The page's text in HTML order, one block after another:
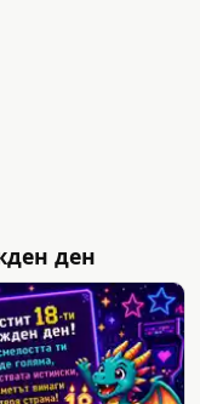
ден